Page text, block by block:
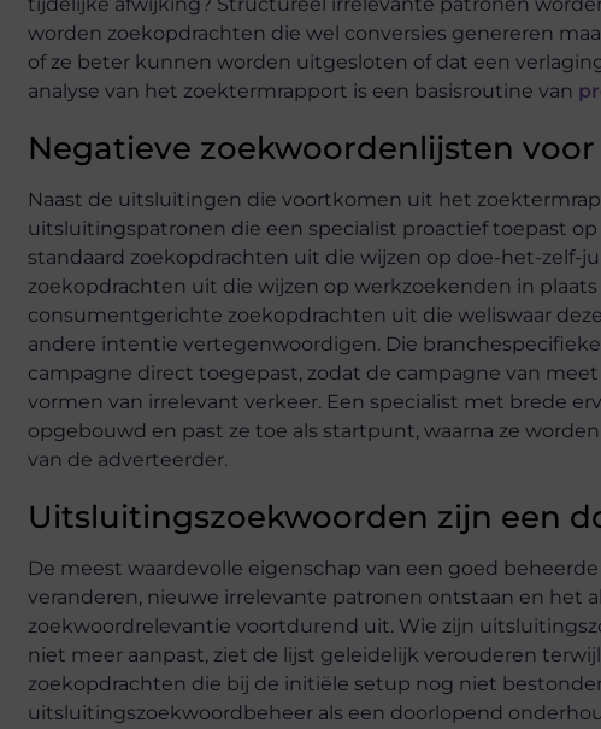
worden zoekopdrachten die wel conversies genereren
of ze beter kunnen worden uitgesloten of dat een
analyse van het zoektermrapport is een basisroutine van
Negatieve zoekwoordenlijsten
Naast de uitsluitingen die voortkomen uit het
uitsluitingspatronen die een specialist proactief toepast
standaard zoekopdrachten uit die wijzen op doe-het-zelf-
zoekopdrachten uit die wijzen op werkzoekenden in
consumentgerichte zoekopdrachten uit die weliswaar
andere intentie vertegenwoordigen. Die
campagne direct toegepast, zodat de campagne van
vormen van irrelevant verkeer. Een specialist met brede
opgebouwd en past ze toe als startpunt, waarna ze
van de adverteerder.
Uitsluitingszoekwoorden zijn een
De meest waardevolle eigenschap van een goed
veranderen, nieuwe irrelevante patronen ontstaan en het
zoekwoordrelevantie voortdurend uit. Wie zijn
niet meer aanpast, ziet de lijst geleidelijk verouderen
zoekopdrachten die bij de initiële setup nog niet
uitsluitingszoekwoordbeheer als een doorlopend